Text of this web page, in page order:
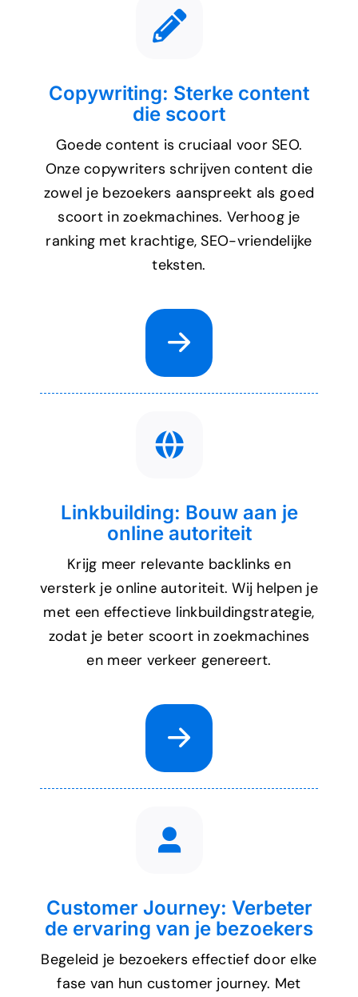
Copywriting: Sterke content
die scoort
Goede content is cruciaal voor SEO.
Onze copywriters schrijven content die
zowel je bezoekers aanspreekt als goed
scoort in zoekmachines. Verhoog je
ranking met krachtige, SEO-vriendelijke
teksten.
Linkbuilding: Bouw aan je
online autoriteit
Krijg meer relevante backlinks en
versterk je online autoriteit. Wij helpen je
met een effectieve linkbuildingstrategie,
zodat je beter scoort in zoekmachines
en meer verkeer genereert.
Customer Journey: Verbeter
de ervaring van je bezoekers
Begeleid je bezoekers effectief door elke
fase van hun customer journey. Met